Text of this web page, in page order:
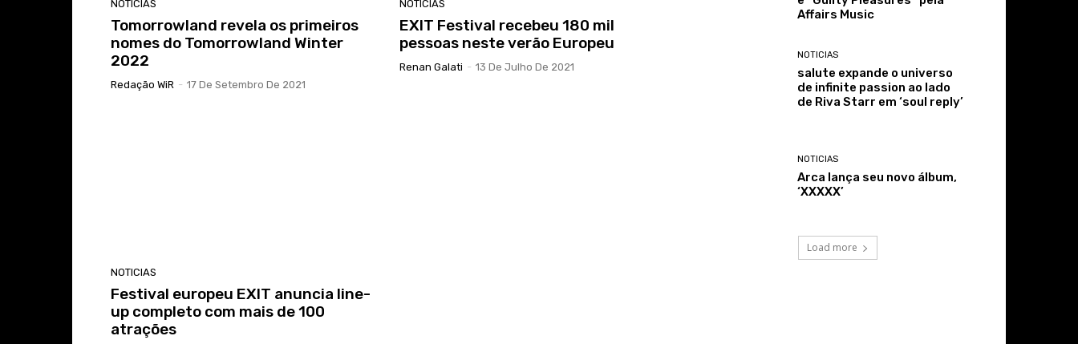
NOTICIAS
Tomorrowland revela os primeiros
nomes do Tomorrowland Winter
2022
Redação WiR - 17 De Setembro De 2021
NOTICIAS
EXIT Festival recebeu 180 mil
pessoas neste verão Europeu
Renan Galati - 13 De Julho De 2021
NOTICIAS
Festival europeu EXIT anuncia line-
up completo com mais de 100
atrações
Affairs Music
NOTICIAS
salute expande o universo
de infinite passion ao lado
de Riva Starr em ‘soul reply’
NOTICIAS
Arca lança seu novo álbum,
‘XXXXX’
Load more